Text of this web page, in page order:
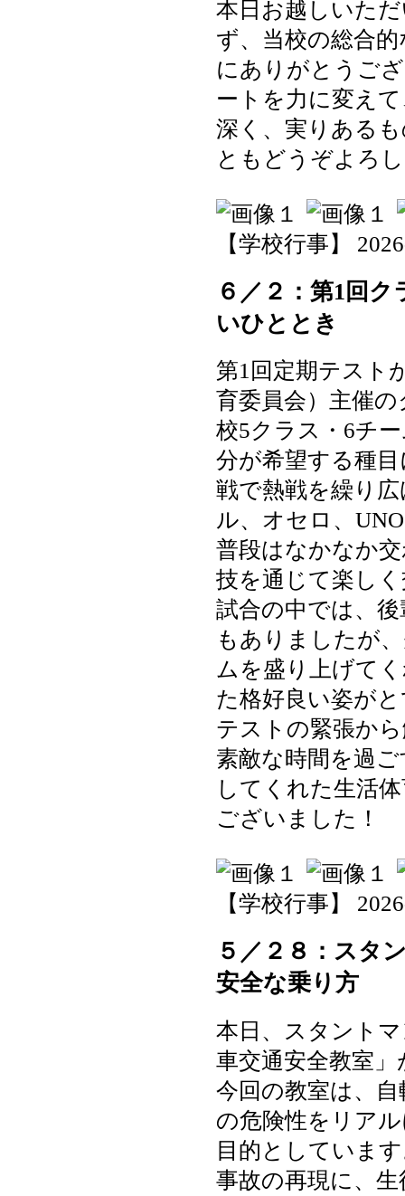
本日お越しいた
ず、当校の総合
にありがとうご
ートを力に変え
深く、実りある
ともどうぞよろ
【学校行事】
６／２：第1回
いひととき
第1回定期テスト
育委員会）主催
校5クラス・6チ
分が希望する種
戦で熱戦を繰り
ル、オセロ、
普段はなかなか
技を通じて楽し
試合の中では、
もありましたが
ムを盛り上げて
た格好良い姿が
テストの緊張か
素敵な時間を過
してくれた生活
ございました！
【学校行事】
５／２８：スタ
安全な乗り方
本日、スタント
車交通安全教室
今回の教室は、
の危険性をリア
目的としていま
事故の再現に、